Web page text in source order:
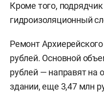
Кроме того,
гидроизоляционный
Ремонт
рублей. Основной
рублей — направят на
здании, еще 3,47 млн